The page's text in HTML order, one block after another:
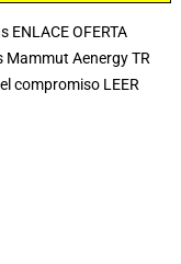
ENLACE OFERTA
Mammut Aenergy TR
compromiso LEER